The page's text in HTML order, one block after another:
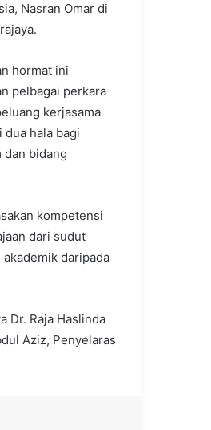
Nasran Omar di
hormat ini
pelbagai perkara
kerjasama
hala bagi
dan bidang
kompetensi
dari sudut
daripada
Dr. Raja Haslinda
Aziz, Penyelaras